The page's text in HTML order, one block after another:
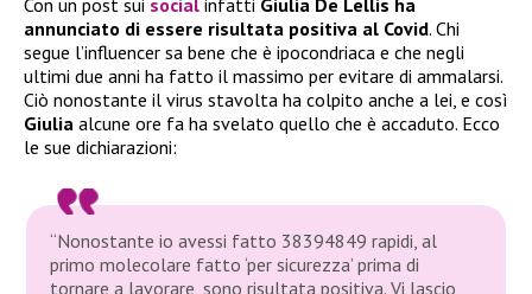
annunciato di essere risultata positiva al Covid. Chi
segue l’influencer sa bene che è ipocondriaca e che negli
ultimi due anni ha fatto il massimo per evitare di ammalarsi.
Ciò nonostante il virus stavolta ha colpito anche a lei, e così
Giulia alcune ore fa ha svelato quello che è accaduto. Ecco
le sue dichiarazioni:
“Nonostante io avessi fatto 38394849 rapidi, al
primo molecolare fatto ‘per sicurezza’ prima di
tornare a lavorare, sono risultata positiva. Vi lascio